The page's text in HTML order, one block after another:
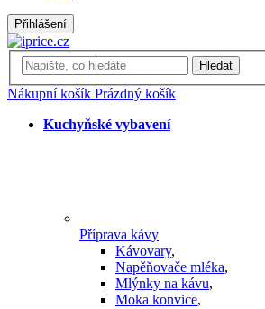
Přihlášení
Hledat
Nákupní košík Prázdný košík
Kuchyňské vybavení
Příprava kávy
Kávovary,
Napěňovače mléka,
Mlýnky na kávu,
Moka konvice,